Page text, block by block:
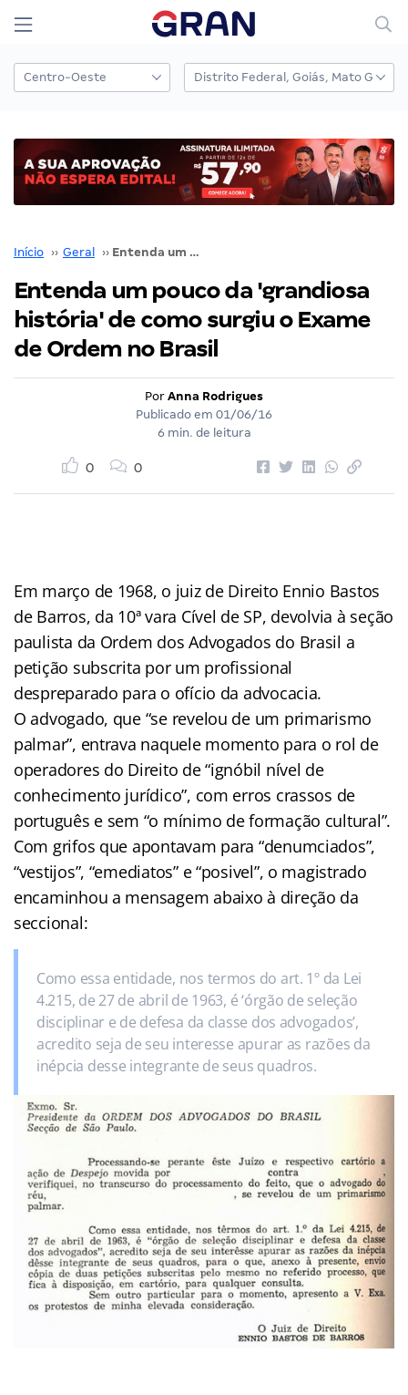
Início ›› Geral ›› Entenda um pouco da 'grandiosa história' de como surgiu o Exame de Ordem no Brasil
Entenda um pouco da 'grandiosa
história' de como surgiu o Exame
de Ordem no Brasil
Por Anna Rodrigues
Publicado em 01/06/16
6 min. de leitura
0 0
Em março de 1968, o juiz de Direito Ennio Bastos
de Barros, da 10ª vara Cível de SP, devolvia à seção
paulista da Ordem dos Advogados do Brasil a
petição subscrita por um profissional
despreparado para o ofício da advocacia.
O advogado, que “se revelou de um primarismo
palmar”, entrava naquele momento para o rol de
operadores do Direito de “ignóbil nível de
conhecimento jurídico”, com erros crassos de
português e sem “o mínimo de formação cultural”.
Com grifos que apontavam para “denumciados”,
“vestijos”, “emediatos” e “posivel”, o magistrado
encaminhou a mensagem abaixo à direção da
seccional:
Como essa entidade, nos termos do art. 1º da Lei
4.215, de 27 de abril de 1963, é ‘órgão de seleção
disciplinar e de defesa da classe dos advogados’,
acredito seja de seu interesse apurar as razões da
inépcia desse integrante de seus quadros.